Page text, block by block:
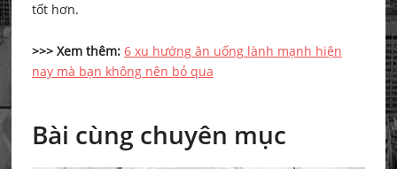
tốt hơn.
>>> Xem thêm: 6 xu hướng ăn uống lành mạnh hiện
nay mà bạn không nên bỏ qua
Bài cùng chuyên mục